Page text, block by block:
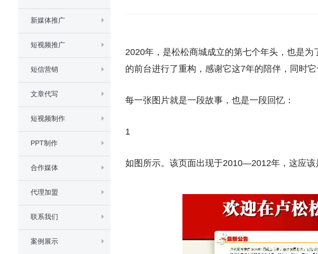
新媒体推广
短视频推广
短信营销
文章代写
短视频制作
PPT制作
合作媒体
代理加盟
联系我们
案例展示
2020年，是松松商城成立的第七个年头，也是
的前台进行了重构，感谢它这7年的陪伴，同时它
每一张图片就是一段故事，也是一段回忆：
1
如图所示。该页面出现于2010—2012年，这应该